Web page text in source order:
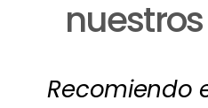
Recomiendo